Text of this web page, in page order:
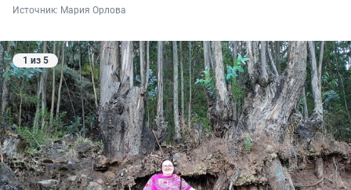
Источник: Мария Орлова
1 из 5